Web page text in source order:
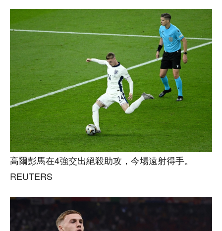
高爾彭馬在4強交出絕殺助攻，今場遠射得手。
REUTERS